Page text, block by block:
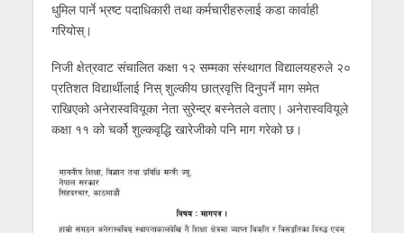
धुमिल पार्ने भ्रष्ट पदाधिकारी तथा कर्मचारीहरुलाई कडा कार्वाही
गरियोस्।
निजी क्षेत्रवाट संचालित कक्षा १२ सम्मका संस्थागत विद्यालयहरुले २०
प्रतिशत विद्यार्थीलाई निस् शुल्कीय छात्रवृत्ति दिनुपर्ने माग समेत
राखिएको अनेरास्ववियूका नेता सुरेन्द्र बस्नेतले वताए। अनेरास्ववियूले
कक्षा ११ को चर्को शुल्कवृद्धि खारेजीको पनि माग गरेको छ।